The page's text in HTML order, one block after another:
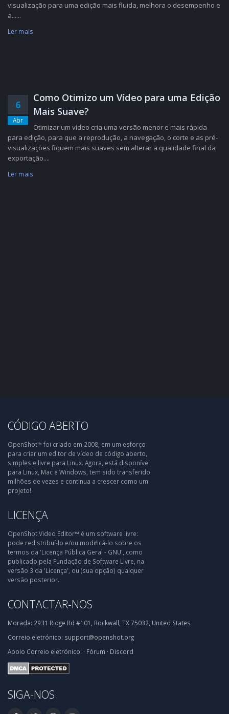
visualização para uma edição mais fluida, melhora o desempenho e
a......
Ler mais
6
Abr
Como Otimizo um Vídeo para uma Edição
Mais Suave?
Otimizar um vídeo cria uma versão menor e mais rápida
para edição, para que a reprodução, a navegação, o corte e as pré-
visualizações fiquem mais suaves sem alterar a qualidade final da
exportação....
Ler mais
CÓDIGO ABERTO
OpenShot™ foi criado em 2008, em um esforço
para criar um editor de vídeo de código aberto,
simples e livre para Linux. Agora, está disponível
para Linux, Mac e Windows, tem sido transferido
milhões de vezes e continua a crescer como um
projeto!
LICENÇA
OpenShot Video Editor™ é um software livre:
pode redistribuí-lo e/ou modificá-lo sobre os
termos da 'Licença Pública Geral - GNU', como
publicado pela Fundação de Software Livre, na
versão 3 da 'Licença', ou (sua opção) qualquer
versão posterior.
CONTACTAR-NOS
Morada: 2931 Ridge Rd #101, Rockwall, TX 75032, United States
Correio eletrónico: support@openshot.org
Apoio Correio eletrónico: · Fórum · Discord
SIGA-NOS